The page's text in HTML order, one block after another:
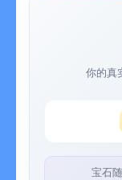
您的日程安排的所
显示待办事项和日
进一步熟悉后，您
• 重复 — 自动依据
你的真
宝石